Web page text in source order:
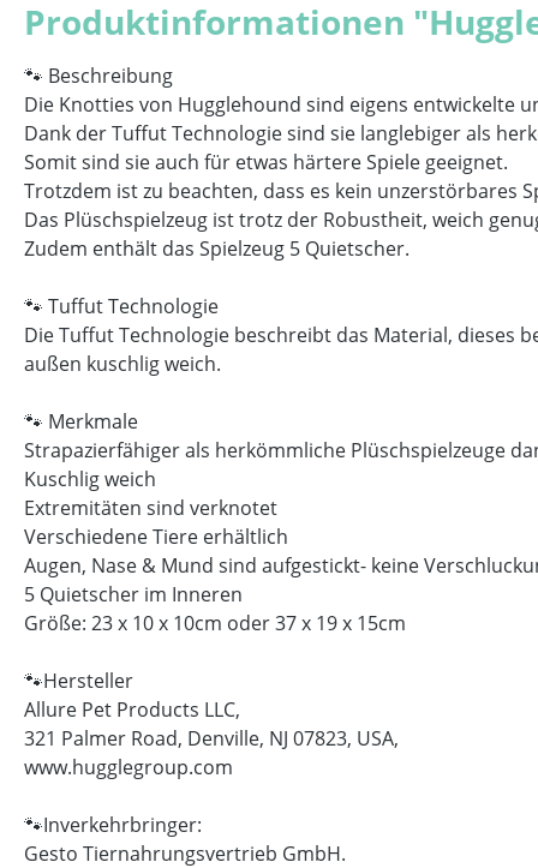
Produktinformationen
🐾 Beschreibung
Die Knotties von Hugglehound sind eigens entwickelte
Dank der Tuffut Technologie sind sie langlebiger als
Somit sind sie auch für etwas härtere Spiele geeignet.
Trotzdem ist zu beachten, dass es kein
Das Plüschspielzeug ist trotz der Robustheit, weich
Zudem enthält das Spielzeug 5 Quietscher.
🐾 Tuffut Technologie
Die Tuffut Technologie beschreibt das Material, dieses
außen kuschlig weich.
🐾 Merkmale
Strapazierfähiger als herkömmliche Plüschspielzeuge
Kuschlig weich
Extremitäten sind verknotet
Verschiedene Tiere erhältlich
Augen, Nase & Mund sind aufgestickt- keine
5 Quietscher im Inneren
Größe: 23 x 10 x 10cm oder 37 x 19 x 15cm
🐾Hersteller
Allure Pet Products LLC,
321 Palmer Road, Denville, NJ 07823, USA,
www.hugglegroup.com
🐾Inverkehrbringer:
Gesto Tiernahrungsvertrieb GmbH.